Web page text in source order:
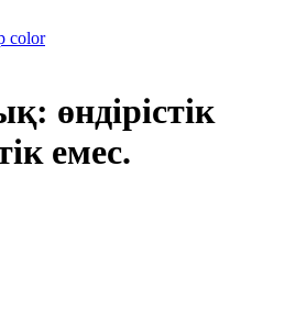
өндірістік
емес.